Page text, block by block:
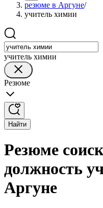
резюме в Аргуне/
учитель химии
учитель химии
Резюме
Найти
Резюме
должность
Аргуне